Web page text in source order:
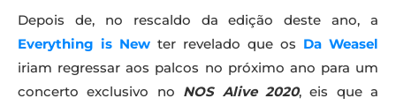
Depois de, no rescaldo da edição deste ano, a
Everything is New ter revelado que os Da Weasel
iriam regressar aos palcos no próximo ano para um
concerto exclusivo no NOS Alive 2020, eis que a